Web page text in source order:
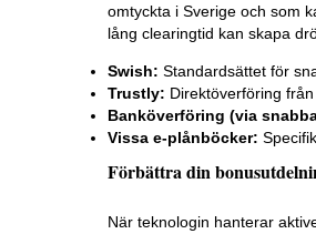
omtyckta i Sverige och som
lång clearingtid kan skapa
Swish: Standardsättet för
Trustly: Direktöverföring
Banköverföring (via
Vissa e-plånböcker:
Förbättra din
När teknologin hanterar